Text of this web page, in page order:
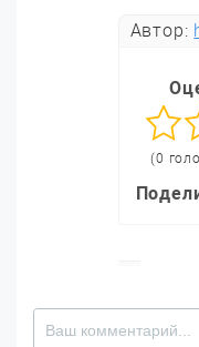
Автор:
(0